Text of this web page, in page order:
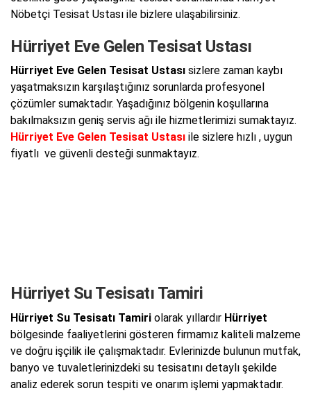
Nöbetçi Tesisat Ustası ile bizlere ulaşabilirsiniz.
Hürriyet Eve Gelen Tesisat Ustası
Hürriyet Eve Gelen Tesisat Ustası sizlere zaman kaybı
yaşatmaksızın karşılaştığınız sorunlarda profesyonel
çözümler sumaktadır. Yaşadığınız bölgenin koşullarına
bakılmaksızın geniş servis ağı ile hizmetlerimizi sumaktayız.
Hürriyet Eve Gelen Tesisat Ustası ile sizlere hızlı , uygun
fiyatlı ve güvenli desteği sunmaktayız.
Hürriyet Su Tesisatı Tamiri
Hürriyet Su Tesisatı Tamiri olarak yıllardır Hürriyet
bölgesinde faaliyetlerini gösteren firmamız kaliteli malzeme
ve doğru işçilik ile çalışmaktadır. Evlerinizde bulunun mutfak,
banyo ve tuvaletlerinizdeki su tesisatını detaylı şekilde
analiz ederek sorun tespiti ve onarım işlemi yapmaktadır.